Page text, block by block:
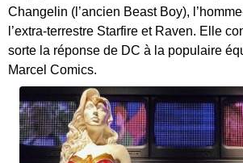
Changelin (l’ancien Beast Boy),
l’extra-terrestre Starfire et Raven. Elle
sorte la réponse de DC à la populaire
Marcel Comics.